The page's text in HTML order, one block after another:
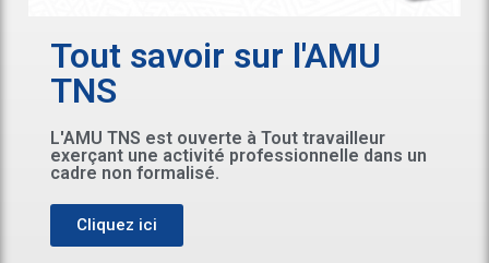
Tout savoir sur l'AMU
TNS
L'AMU TNS est ouverte à Tout travailleur
exerçant une activité professionnelle dans un
cadre non formalisé.
Cliquez ici